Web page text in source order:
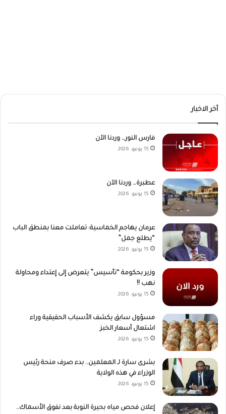
أخر الاخبار
فارس النور… وردنا الآن
15 يونيو، 2026
عطبرة… وردنا الآن
15 يونيو، 2026
عرمان يهاجم الخماسية: تعاملت معنا بمنطق الباب
“يطلع جمل”
15 يونيو، 2026
وزير بحكومة “تأسيس” يتعرض إلى إعتداء ومحاولة
نهب !!
15 يونيو، 2026
مسؤول سابق يكشف الأسباب الحقيقية وراء
اشتعال أسعار الخبز
15 يونيو، 2026
بشرى سارة لـ المعلمين.. بدء صرف منحة رئيس
الوزراء في هذه الولاية
15 يونيو، 2026
إعلان فحص مياه بحيرة النوبة بعد نفوق الأسماك..